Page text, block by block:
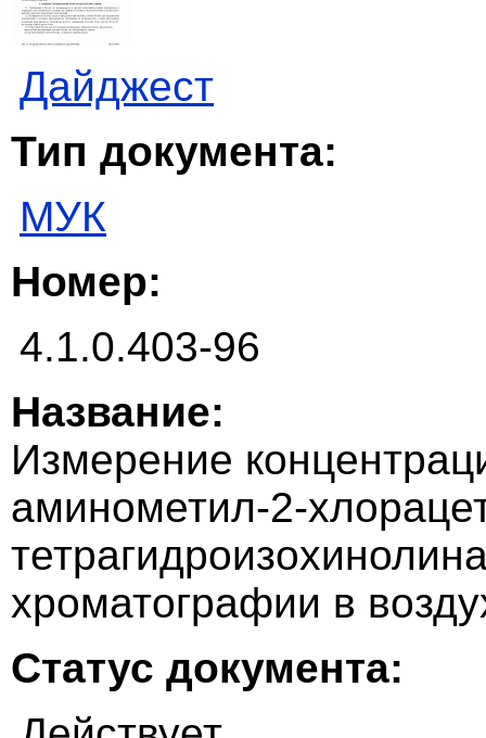
Дайджест
Тип документа:
МУК
Номер:
4.1.0.403-96
Название:
Измерение
аминометил-2-
хроматографии в
Статус документа: